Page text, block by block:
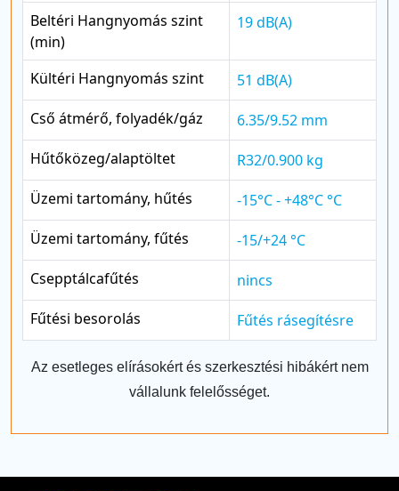
Beltéri Hangnyomás szint
(min)
19 dB(A)
Kültéri Hangnyomás szint
51 dB(A)
Cső átmérő, folyadék/gáz
6.35/9.52 mm
Hűtőközeg/alaptöltet
R32/0.900 kg
Üzemi tartomány, hűtés
-15°C - +48°C °C
Üzemi tartomány, fűtés
-15/+24 °C
Csepptálcafűtés
nincs
Fűtési besorolás
Fűtés rásegítésre
Az esetleges elírásokért és szerkesztési hibákért nem
vállalunk felelősséget.